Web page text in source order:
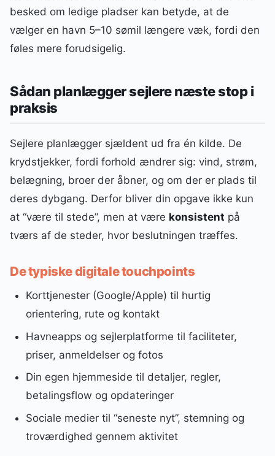
besked om ledige pladser kan betyde, at de
vælger en havn 5–10 sømil længere væk, fordi den
føles mere forudsigelig.
Sådan planlægger sejlere næste stop i
praksis
Sejlere planlægger sjældent ud fra én kilde. De
krydstjekker, fordi forhold ændrer sig: vind, strøm,
belægning, broer der åbner, og om der er plads til
deres dybgang. Derfor bliver din opgave ikke kun
at “være til stede”, men at være konsistent på
tværs af de steder, hvor beslutningen træffes.
De typiske digitale touchpoints
Korttjenester (Google/Apple) til hurtig
orientering, rute og kontakt
Havneapps og sejlerplatforme til faciliteter,
priser, anmeldelser og fotos
Din egen hjemmeside til detaljer, regler,
betalingsflow og opdateringer
Sociale medier til “seneste nyt”, stemning og
troværdighed gennem aktivitet